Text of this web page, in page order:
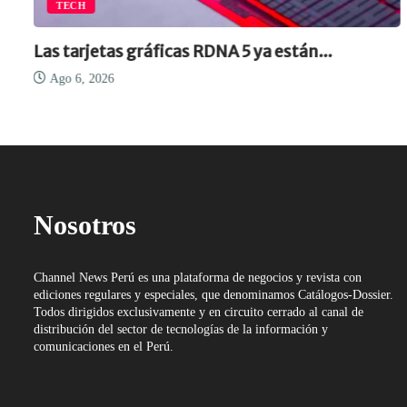
TECH
Las tarjetas gráficas RDNA 5 ya están...
Ago 6, 2026
Nosotros
Channel News Perú es una plataforma de negocios y revista con
ediciones regulares y especiales, que denominamos Catálogos-Dossier.
Todos dirigidos exclusivamente y en circuito cerrado al canal de
distribución del sector de tecnologías de la información y
comunicaciones en el Perú.